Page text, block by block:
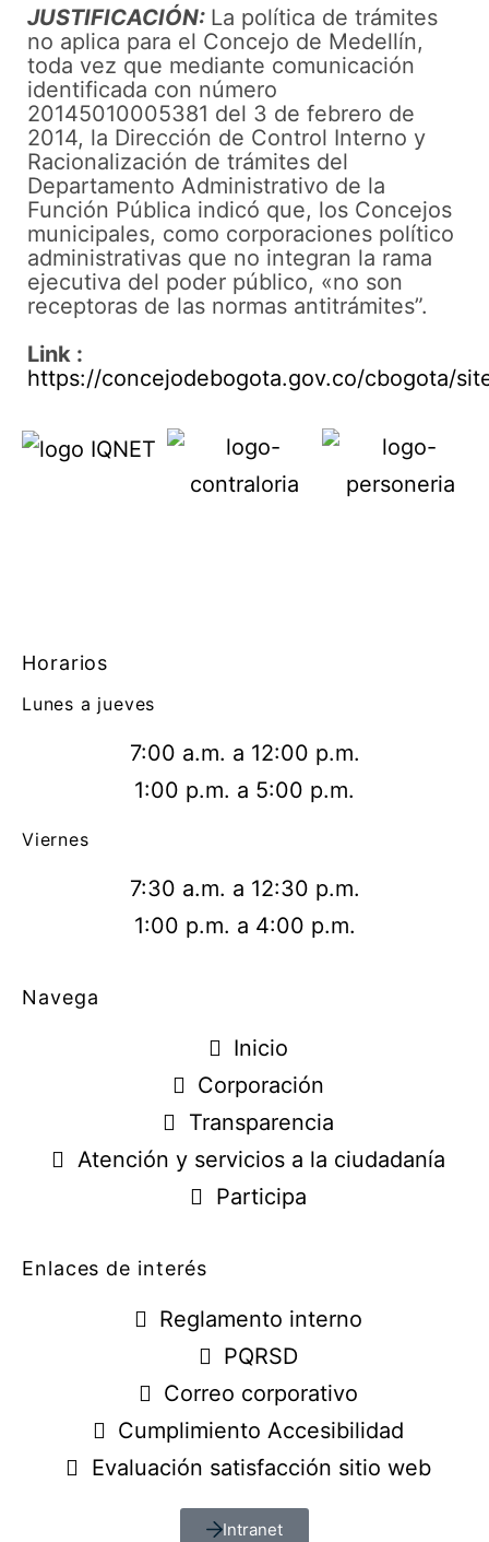
JUSTIFICACIÓN: La política de trámites
no aplica para el Concejo de Medellín,
toda vez que mediante comunicación
identificada con número
20145010005381 del 3 de febrero de
2014, la Dirección de Control Interno y
Racionalización de trámites del
Departamento Administrativo de la
Función Pública indicó que, los Concejos
municipales, como corporaciones político
administrativas que no integran la rama
ejecutiva del poder público, «no son
receptoras de las normas antitrámites”.
Link :
https://concejodebogota.gov.co/cbogota/
Horarios
Lunes a jueves
7:00 a.m. a 12:00 p.m.
1:00 p.m. a 5:00 p.m.
Viernes
7:30 a.m. a 12:30 p.m.
1:00 p.m. a 4:00 p.m.
Navega
Inicio
Corporación
Transparencia
Atención y servicios a la ciudadanía
Participa
Enlaces de interés
Reglamento interno
PQRSD
Correo corporativo
Cumplimiento Accesibilidad
Evaluación satisfacción sitio web
Intranet